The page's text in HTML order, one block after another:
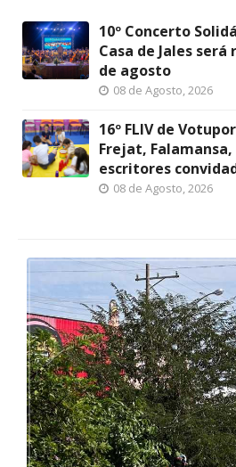
10º Concerto
Casa de Jales
de agosto
08 de Agosto, 2026
16º FLIV de
Frejat,
escritores
08 de Agosto, 2026